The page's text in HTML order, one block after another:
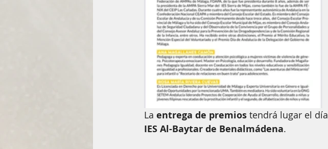
La entrega de premios tendrá lugar el día
IES Al-Baytar de Benalmádena.